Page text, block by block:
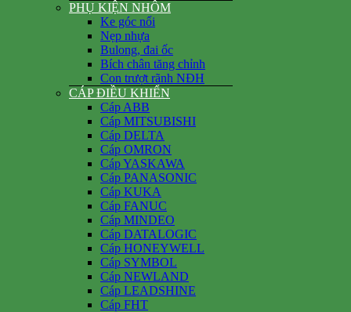
PHỤ KIỆN NHÔM
Ke góc nổi
Nẹp nhựa
Bulong, đai ốc
Bích chân tăng chỉnh
Con trượt rãnh NĐH
CÁP ĐIỀU KHIỂN
Cáp ABB
Cáp MITSUBISHI
Cáp DELTA
Cáp OMRON
Cáp YASKAWA
Cáp PANASONIC
Cáp KUKA
Cáp FANUC
Cáp MINDEO
Cáp DATALOGIC
Cáp HONEYWELL
Cáp SYMBOL
Cáp NEWLAND
Cáp LEADSHINE
Cáp FHT